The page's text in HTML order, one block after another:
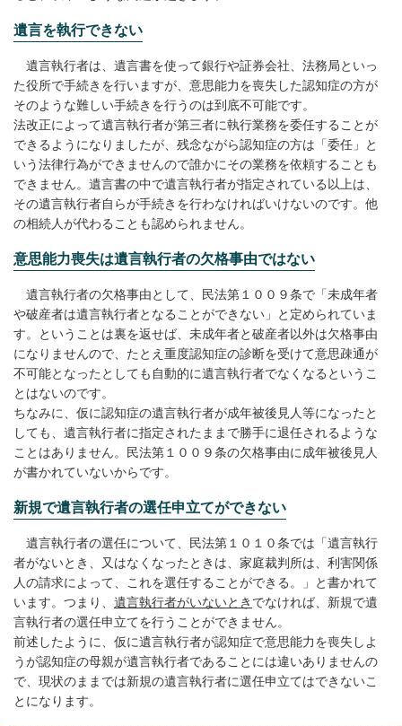
遺言を執行できない
遺言執行者は、遺言書を使って銀行や証券会社、法務局といっ
た役所で手続きを行いますが、意思能力を喪失した認知症の方が
そのような難しい手続きを行うのは到底不可能です。
法改正によって遺言執行者が第三者に執行業務を委任することが
できるようになりましたが、残念ながら認知症の方は「委任」と
いう法律行為ができませんので誰かにその業務を依頼することも
できません。遺言書の中で遺言執行者が指定されている以上は、
その遺言執行者自らが手続きを行わなければいけないのです。他
の相続人が代わることも認められません。
意思能力喪失は遺言執行者の欠格事由ではない
遺言執行者の欠格事由として、民法第１００９条で「未成年者
や破産者は遺言執行者となることができない」と定められていま
す。ということは裏を返せば、未成年者と破産者以外は欠格事由
になりませんので、たとえ重度認知症の診断を受けて意思疎通が
不可能となったとしても自動的に遺言執行者でなくなるというこ
とはないのです。
ちなみに、仮に認知症の遺言執行者が成年被後見人等になったと
しても、遺言執行者に指定されたままで勝手に退任されるような
ことはありません。民法第１００９条の欠格事由に成年被後見人
が書かれていないからです。
新規で遺言執行者の選任申立てができない
遺言執行者の選任について、民法第１０１０条では「遺言執行
者がないとき、又はなくなったときは、家庭裁判所は、利害関係
人の請求によって、これを選任することができる。」と書かれて
います。つまり、 遺言執行者がいないとき でなければ、新規で遺
言執行者の選任申立てを行うことができません。
前述したように、仮に遺言執行者が認知症で意思能力を喪失しよ
うが認知症の母親が遺言執行者であることには違いありませんの
で、現状のままでは新規の遺言執行者に選任申立てはできないこ
とになります。